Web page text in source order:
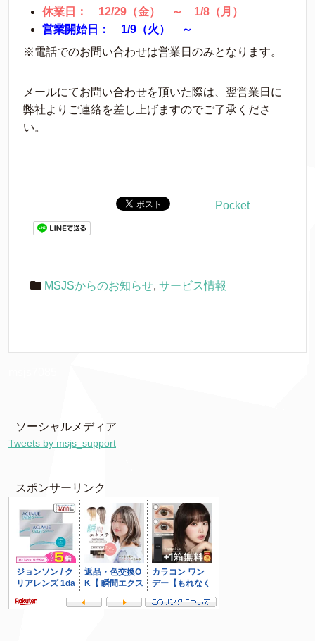
休業日： 12/29（金） ～ 1/8（月）
営業開始日： 1/9（火） ～
※電話でのお問い合わせは営業日のみとなります。
メールにてお問い合わせを頂いた際は、翌営業日に
弊社よりご連絡を差し上げますのでご了承くださ
い。
Pocket
MSJSからのお知らせ, サービス情報
ソーシャルメディア
Tweets by msjs_support
スポンサーリンク